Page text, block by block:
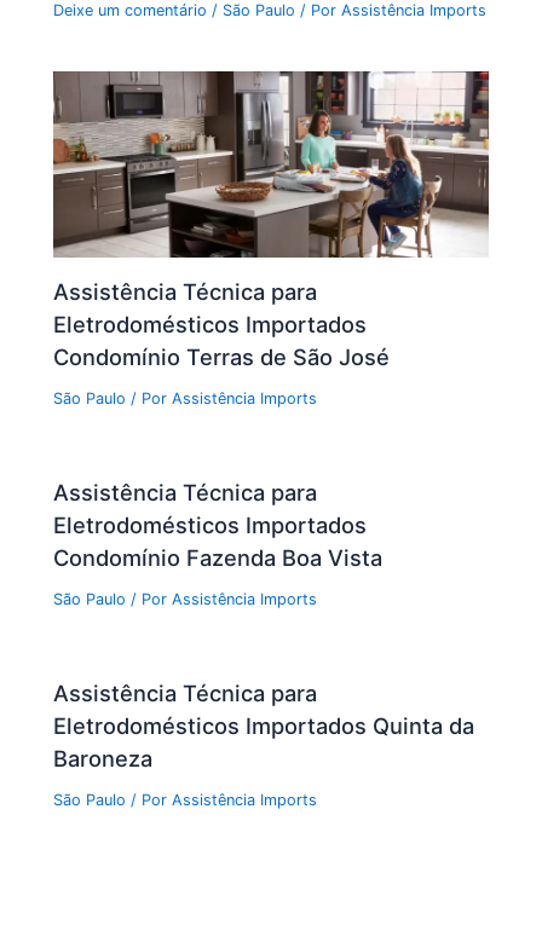
Deixe um comentário / São Paulo / PorAssistência Imports
Assistência Técnica para
Eletrodomésticos Importados
Condomínio Terras de São José
São Paulo / PorAssistência Imports
Assistência Técnica para
Eletrodomésticos Importados
Condomínio Fazenda Boa Vista
São Paulo / PorAssistência Imports
Assistência Técnica para
Eletrodomésticos Importados Quinta da
Baroneza
São Paulo / PorAssistência Imports